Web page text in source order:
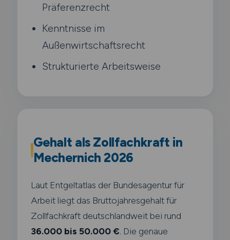
Präferenzrecht
Kenntnisse im
Außenwirtschaftsrecht
Strukturierte Arbeitsweise
Gehalt als Zollfachkraft in
Mechernich 2026
Laut Entgeltatlas der Bundesagentur für
Arbeit liegt das Bruttojahresgehalt für
Zollfachkraft deutschlandweit bei rund
36.000 bis 50.000 €. Die genaue